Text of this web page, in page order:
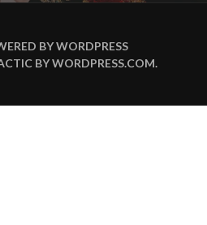
EN
BOGOTÁ"
BY WORDPRESS
BYWORDPRESS.COM.